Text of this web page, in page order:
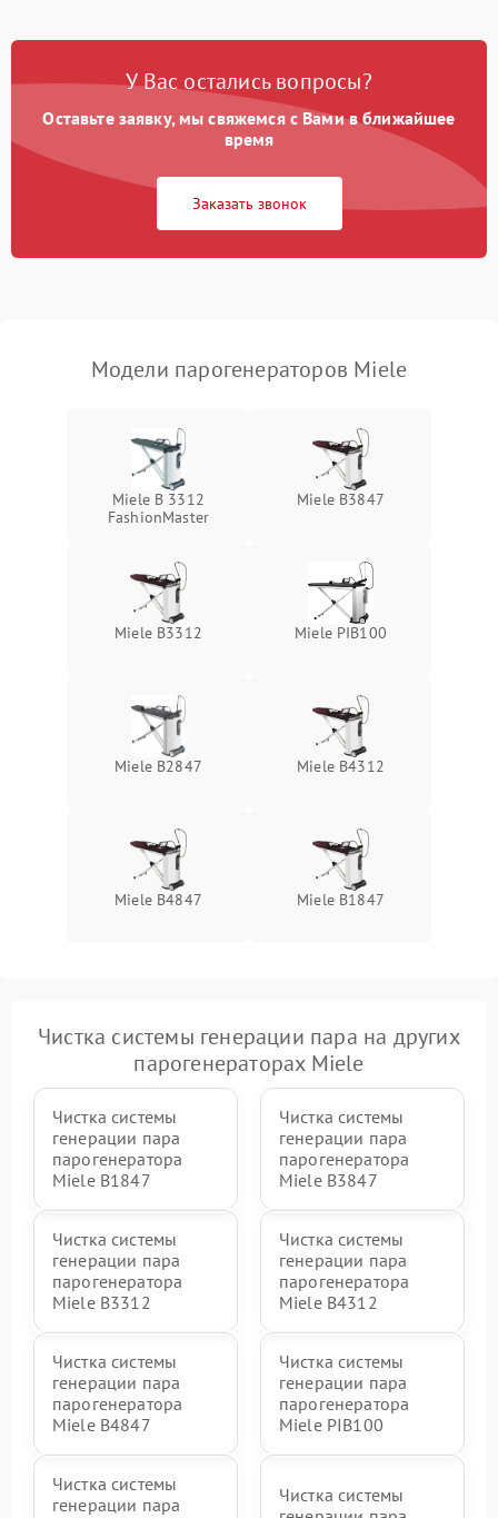
Ошибка платы управления 1500 ₽ Подробнее →
1200 ₽
Не сохраняет настройки Подробнее →
1500 ₽ Подробнее →
Не подает пар 1800 ₽ Подробнее →
У Вас остались вопросы?
Оставьте заявку, мы свяжемся с Вами в ближайшее
время
Заказать звонок
Модели парогенераторов Miele
Miele B 3312
FashionMaster
Miele B3847
Miele B3312 Miele PIB100
Miele B2847 Miele B4312
Miele B4847 Miele B1847
Чистка системы генерации пара на других
парогенераторах Miele
Чистка системы
генерации пара
парогенератора
Miele B1847
Чистка системы
генерации пара
парогенератора
Miele B3847
Чистка системы
генерации пара
парогенератора
Miele B3312
Чистка системы
генерации пара
парогенератора
Miele B4312
Чистка системы
генерации пара
парогенератора
Miele B4847
Чистка системы
генерации пара
парогенератора
Miele PIB100
Чистка системы
генерации пара
Чистка системы